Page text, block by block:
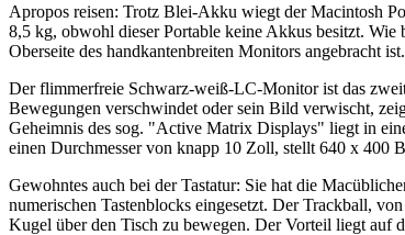
Apropos reisen: Trotz Blei-Akku wiegt der Macintosh
8,5 kg, obwohl dieser Portable keine Akkus besitzt.
Oberseite des handkantenbreiten Monitors angebracht
Der flimmerfreie Schwarz-weiß-LC-Monitor ist das
Bewegungen verschwindet oder sein Bild verwischt,
Geheimnis des sog. "Active Matrix Displays" liegt in
einen Durchmesser von knapp 10 Zoll, stellt 640 x 400
Gewohntes auch bei der Tastatur: Sie hat die
numerischen Tastenblocks eingesetzt. Der Trackball,
Kugel über den Tisch zu bewegen. Der Vorteil liegt auf